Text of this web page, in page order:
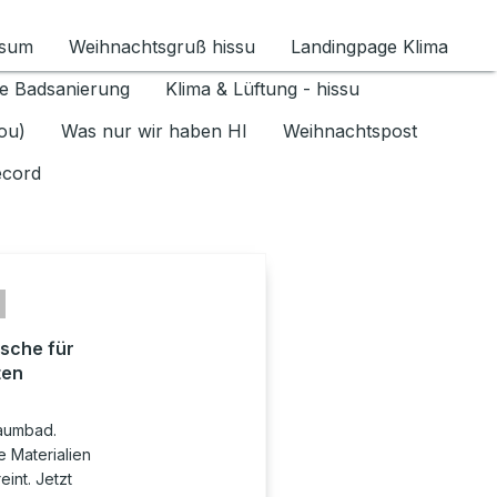
Datenschutz 1.6.2026 umschalten
Weihnachtsgruß hissu
Landingpage Klima
Badsanierung
Klima & Lüftung - hissu
Was nur wir haben HI
Weihnachtspost
für
Materialien
Jetzt